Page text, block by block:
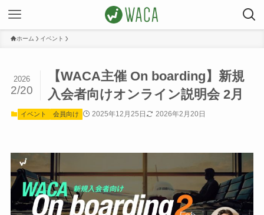
ホーム イベント
【WACA主催 On boarding】新規
入会者向けオンライン説明会 2月
2026
2/20
イベント 会員向け 2025年12月25日 2026年2月20日